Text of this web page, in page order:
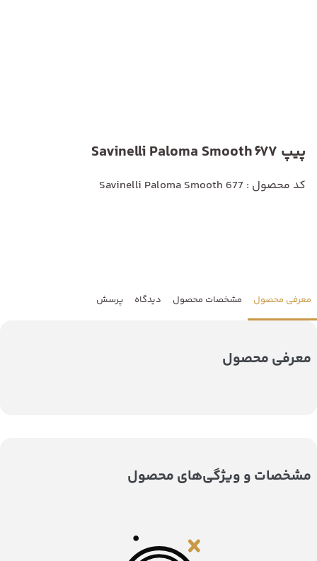
پیپ Savinelli Paloma Smooth 677
کد محصول : Savinelli Paloma Smooth 677
معرفی محصول مشخصات محصول دیدگاه پرسش
معرفی محصول
مشخصات و ویژگی‌های محصول